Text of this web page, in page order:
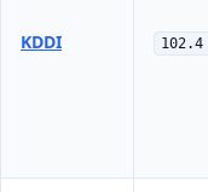
KDDI 102.4